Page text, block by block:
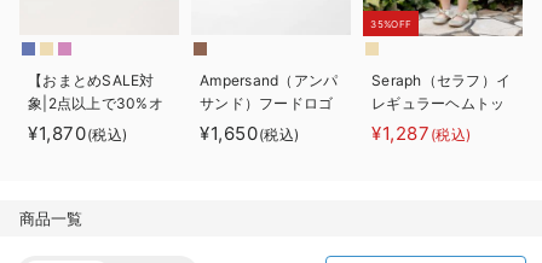
ベビー リュック
ベビー 小物
erbaviva（エルバビーバ）
安心の日本製。先輩ママが買ってよかった！本当に必要な出産準備品
ハレの日に着るANGELIEBEのセレモニー
【おまとめSALE対
象|2点以上で30%オ
フ】La Stella（ラ ス
テラ）オーバーダイ
¥1,870(税込)
Ampersand（アンパ
サンド）フードロゴ
プリント ロングTシ
ャツ
¥1,650(税込)
35%OFF
Seraph（セラフ）イ
レギュラーヘムトッ
プス
¥1,287 (税込)
商品一覧